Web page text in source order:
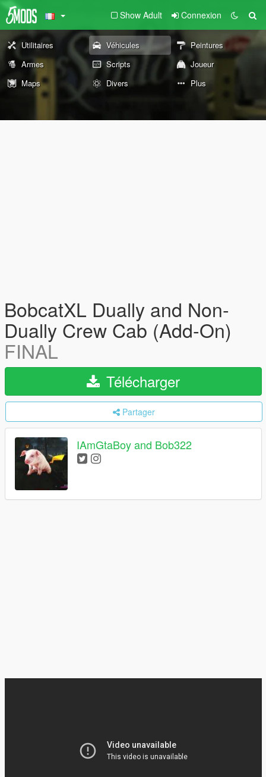
Show Adult Connexion
Utilitaires Véhicules
Peintures
Armes
Scripts
Joueur
Maps
Divers Plus
BobcatXL Dually and Non-
Dually Crew Cab (Add-On)
FINAL
Télécharger
Partager
IAmGtaBoy and Bob322